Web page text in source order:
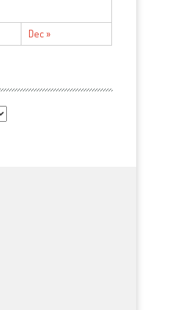
Dec »